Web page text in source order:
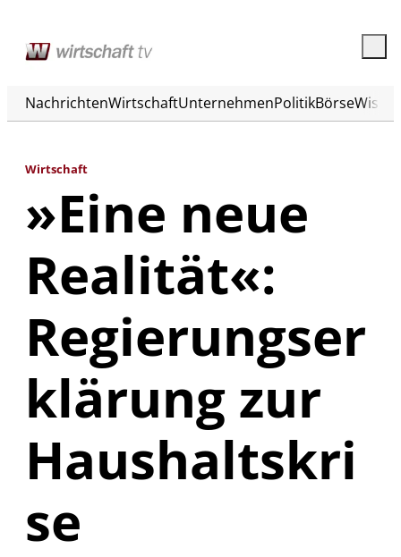
NachrichtenWirtschaftUnternehmenPolitikBörse
Wirtschaft
»Eine neue
Realität«:
Regierungser
klärung zur
Haushaltskri
se